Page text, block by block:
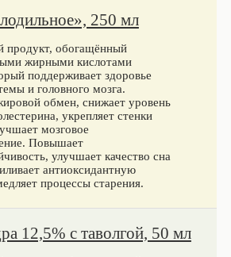
250 мл
продукт, обогащённый
жирными кислотами
поддерживает здоровье
и головного мозга.
обмен, снижает уровень
укрепляет стенки
мозговое
Повышает
улучшает качество сна
антиоксидантную
процессы старения.
12,5% с таволгой, 50 мл